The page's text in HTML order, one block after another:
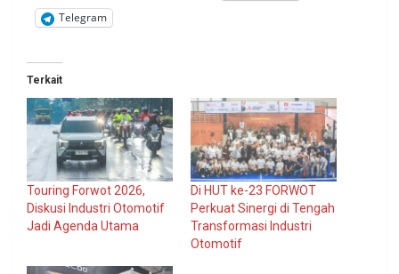
Telegram
Terkait
Touring Forwot 2026,
Diskusi Industri Otomotif
Jadi Agenda Utama
Di HUT ke-23 FORWOT
Perkuat Sinergi di Tengah
Transformasi Industri
Otomotif